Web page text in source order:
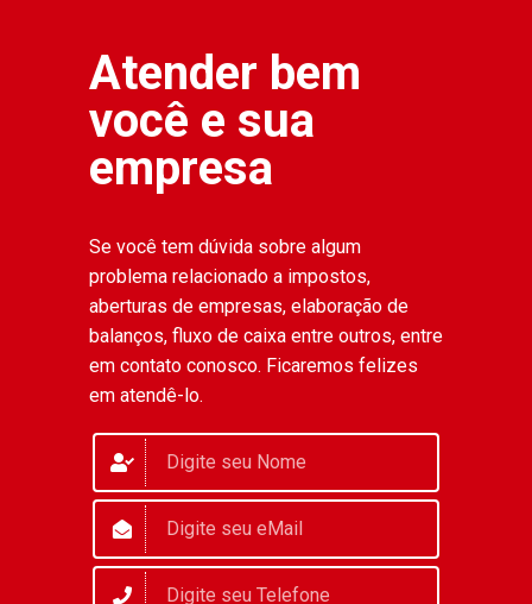
Atender bem
você e sua
empresa
Se você tem dúvida sobre algum
problema relacionado a impostos,
aberturas de empresas, elaboração de
balanços, fluxo de caixa entre outros, entre
em contato conosco. Ficaremos felizes
em atendê-lo.